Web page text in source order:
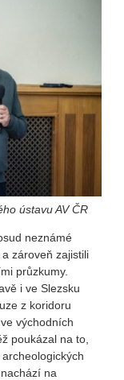
ústavu AV ČR
neznámé
zároveň zajistili
průzkumy.
i ve Slezsku
z koridoru
východních
poukázal na to,
na